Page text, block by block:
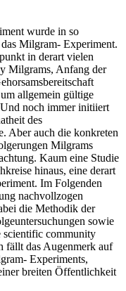
wurde in so
Milgram- Experiment.
in derart vielen
Milgrams, Anfang der
allgemein gültige
noch immer initiiert
des
Aber auch die konkreten
Milgrams
Kaum eine Studie
hinaus, eine derart
Im Folgenden
nachvollzogen
die Methodik der
sowie
scientific community
fällt das Augenmerk auf
Experiments,
breiten Öffentlichkeit